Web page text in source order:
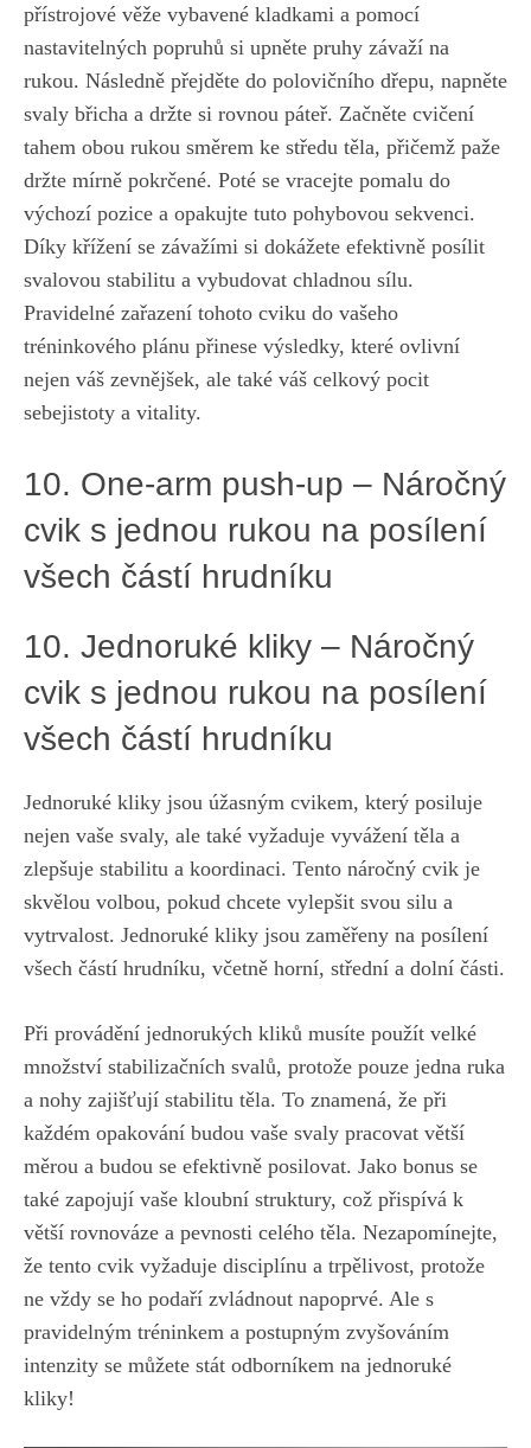
přístrojové věže ​vybavené kladkami a pomocí
nastavitelných popruhů si‍ upněte pruhy závaží na
rukou. Následně ⁤přejděte do polovičního dřepu, napněte⁤
svaly‍ břicha a držte si rovnou páteř. Začněte cvičení
tahem obou rukou směrem ke středu‍ těla, ⁣přičemž paže
⁢držte‍ mírně pokrčené. Poté se‌ vracejte pomalu do
výchozí pozice a opakujte tuto pohybovou ​sekvenci.
Díky křížení se závažími si ‌dokážete efektivně posílit​
svalovou stabilitu a vybudovat chladnou​ sílu.
Pravidelné zařazení tohoto cviku do vašeho
tréninkového ⁢plánu přinese výsledky, které ovlivní
nejen váš zevnějšek, ale také‍ váš‍ celkový pocit⁣
sebejistoty a ‍vitality.
10. One-arm push-up – ​Náročný
cvik ⁣s jednou rukou na posílení
všech částí hrudníku
10. Jednoruké kliky – Náročný
cvik s jednou rukou na posílení
všech částí hrudníku
Jednoruké kliky jsou úžasným cvikem, který ⁤posiluje
nejen vaše svaly, ⁤ale také vyžaduje ⁤vyvážení těla a
zlepšuje stabilitu a koordinaci. Tento náročný​ cvik je
skvělou⁤ volbou, pokud chcete vylepšit svou silu a‌
vytrvalost. Jednoruké kliky jsou⁢ zaměřeny na posílení
všech částí hrudníku, včetně horní, střední a dolní ⁤části.
Při ⁤provádění⁣ jednorukých kliků musíte ​použít velké
množství stabilizačních svalů, protože ⁤pouze jedna⁤ ruka
a nohy ​zajišťují stabilitu ​těla.⁤ To znamená, že při
každém opakování budou vaše​ svaly pracovat větší
měrou a budou se efektivně⁢ posilovat. Jako bonus⁢ se
také zapojují vaše kloubní struktury, ‌což⁣ přispívá k
⁤větší rovnováze a ⁣pevnosti celého ‌těla. Nezapomínejte,
že tento cvik vyžaduje disciplínu a trpělivost, protože
ne vždy se⁢ ho podaří zvládnout napoprvé.​ Ale s
pravidelným ⁣tréninkem a‌ postupným zvyšováním
intenzity se ‍můžete stát odborníkem ​na jednoruké
kliky!